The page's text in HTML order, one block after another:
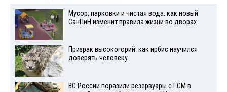
Мусор, парковки и чистая вода: как новый
СанПиН изменит правила жизни во дворах
Призрак высокогорий: как ирбис научился
доверять человеку
ВС России поразили резервуары с ГСМ в